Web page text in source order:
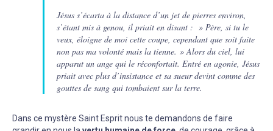
Jésus s’écarta à la distance d’un jet de pierres environ,
s’étant mis à genou, il priait en disant : » Père, si tu le
veux, éloigne de moi cette coupe, cependant que soit faite
non pas ma volonté mais la tienne. » Alors du ciel, lui
apparut un ange qui le réconfortait. Entré en agonie, Jésus
priait avec plus d’insistance et sa sueur devint comme des
gouttes de sang qui tombaient sur la terre.
Dans ce mystère Saint Esprit nous te demandons de faire